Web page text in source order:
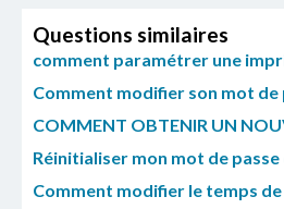
Questions similaires
comment paramétrer une
Comment modifier son mot de
COMMENT OBTENIR UN
Réinitialiser mon mot de
Comment modifier le temps